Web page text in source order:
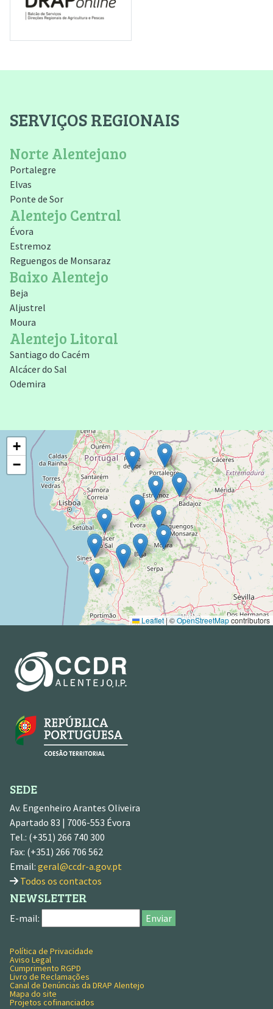
SERVIÇOS REGIONAIS
Norte Alentejano
Portalegre
Elvas
Ponte de Sor
Alentejo Central
Évora
Estremoz
Reguengos de Monsaraz
Baixo Alentejo
Beja
Aljustrel
Moura
Alentejo Litoral
Santiago do Cacém
Alcácer do Sal
Odemira
+
−
Leaflet |©OpenStreetMapcontributors
SEDE
Av. Engenheiro Arantes Oliveira
Apartado 83 | 7006-553 Évora
Tel.: (+351) 266 740 300
Fax: (+351) 266 706 562
Email: geral@ccdr-a.gov.pt
Todos os contactos
NEWSLETTER
E-mail: Enviar
MENU RODAPÉ
Política de Privacidade
Aviso Legal
Cumprimento RGPD
Livro de Reclamações
Canal de Denúncias da DRAP Alentejo
Mapa do site
Projetos cofinanciados